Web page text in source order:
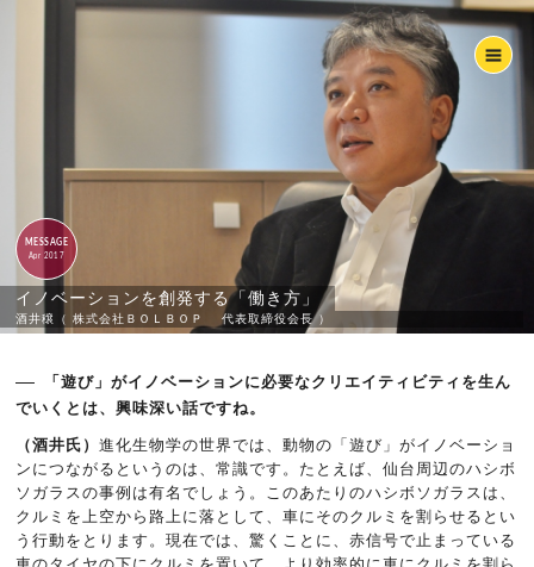
MESSAGE
Apr 2017
イノベーションを創発する「働き方」
酒井穣（ 株式会社ＢＯＬＢＯＰ 代表取締役会長 ）
「遊び」がイノベーションに必要なクリエイティビティを生ん
でいくとは、興味深い話ですね。
（酒井氏）進化生物学の世界では、動物の「遊び」がイノベーショ
ンにつながるというのは、常識です。たとえば、仙台周辺のハシボ
ソガラスの事例は有名でしょう。このあたりのハシボソガラスは、
クルミを上空から路上に落として、車にそのクルミを割らせるとい
う行動をとります。現在では、驚くことに、赤信号で止まっている